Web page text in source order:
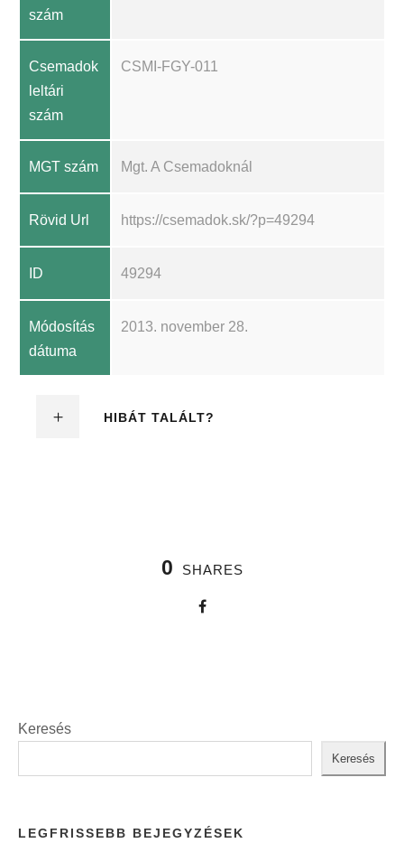
szám
Csemadok
leltári
szám
CSMI-FGY-011
MGT szám Mgt. A Csemadoknál
Rövid Url https://csemadok.sk/?p=49294
ID 49294
Módosítás
dátuma
2013. november 28.
HIBÁT TALÁLT?
0 SHARES
Keresés
Keresés
LEGFRISSEBB BEJEGYZÉSEK